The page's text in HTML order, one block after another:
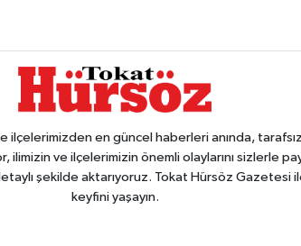
en güncel haberleri anında,
ilimizin ve ilçelerimizin önemli olaylarını sizlerle
şekilde aktarıyoruz. Tokat Hürsöz Gazetesi
keyfini yaşayın.